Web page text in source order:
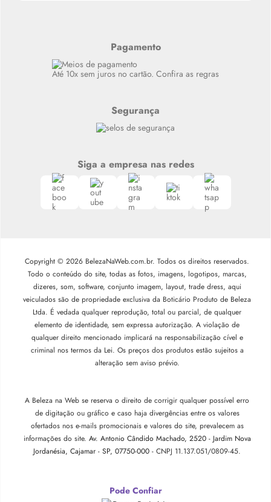
Siga nosso canal no Whatsapp
Pagamento
Até 10x sem juros no cartão. Confira as regras
Segurança
Siga a empresa nas redes
Copyright © 2026 BelezaNaWeb.com.br. Todos os direitos reservados.
Todo o conteúdo do site, todas as fotos, imagens, logotipos, marcas,
dizeres, som, software, conjunto imagem, layout, trade dress, aqui
veiculados são de propriedade exclusiva da Boticário Produto de Beleza
Ltda. É vedada qualquer reprodução, total ou parcial, de qualquer
elemento de identidade, sem expressa autorização. A violação de
qualquer direito mencionado implicará na responsabilização cível e
criminal nos termos da Lei. Os preços dos produtos estão sujeitos a
alteração sem aviso prévio.
A Beleza na Web se reserva o direito de corrigir qualquer possível erro
de digitação ou gráfico e caso haja divergências entre os valores
ofertados nos e-mails promocionais e valores do site, prevalecem as
informações do site. Av. Antonio Cândido Machado, 2520 - Jardim Nova
Jordanésia, Cajamar - SP, 07750-000 - CNPJ 11.137.051/0809-45.
Pode Confiar